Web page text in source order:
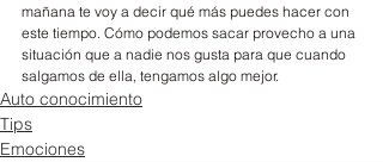
mañana te voy a decir qué más puedes hacer con
este tiempo. Cómo podemos sacar provecho a una
situación que a nadie nos gusta para que cuando
salgamos de ella, tengamos algo mejor.
Auto conocimiento
Tips
Emociones